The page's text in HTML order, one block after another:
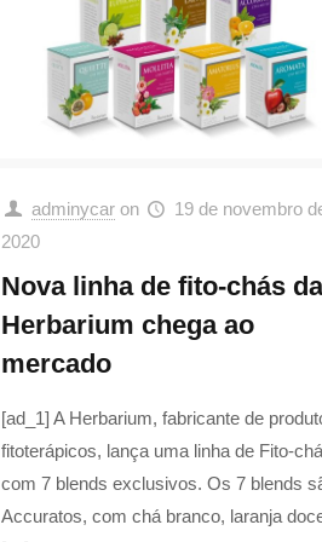
adminycar on
19 de novembro
2020
Nova linha de fito-chás da
Herbarium chega ao
mercado
[ad_1] A Herbarium, fabricante de
fitoterápicos, lança uma linha de Fito-
com 7 blends exclusivos. Os 7 blends
Accuratos, com chá branco, laranja